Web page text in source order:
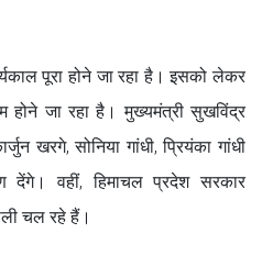
पूरा होने जा रहा है। इसको लेकर
होने जा रहा है। मुख्यमंत्री सुखविंद्र
खरगे, सोनिया गांधी, प्रियंका गांधी
देंगे। वहीं, हिमाचल प्रदेश सरकार
चल रहे हैं।